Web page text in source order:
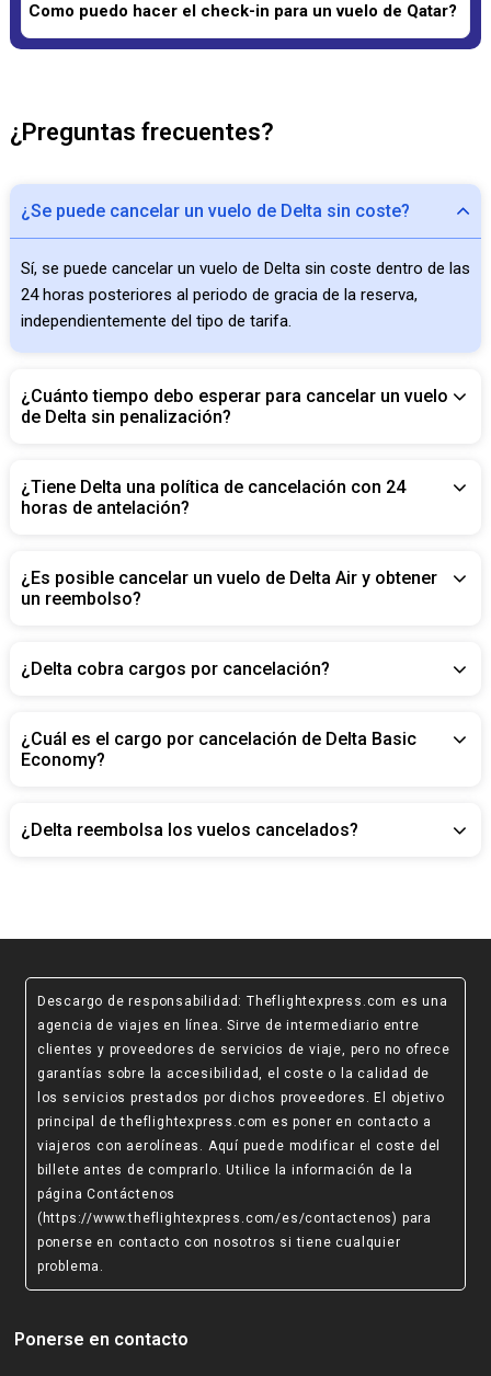
Como puedo hacer el check-in para un vuelo de Qatar?
¿Preguntas frecuentes?
¿Se puede cancelar un vuelo de Delta sin coste?
Sí, se puede cancelar un vuelo de Delta sin coste dentro de las
24 horas posteriores al periodo de gracia de la reserva,
independientemente del tipo de tarifa.
¿Cuánto tiempo debo esperar para cancelar un vuelo
de Delta sin penalización?
¿Tiene Delta una política de cancelación con 24
horas de antelación?
¿Es posible cancelar un vuelo de Delta Air y obtener
un reembolso?
¿Delta cobra cargos por cancelación?
¿Cuál es el cargo por cancelación de Delta Basic
Economy?
¿Delta reembolsa los vuelos cancelados?
Descargo de responsabilidad : Theflightexpress.com es una
agencia de viajes en línea. Sirve de intermediario entre
clientes y proveedores de servicios de viaje, pero no ofrece
garantías sobre la accesibilidad, el coste o la calidad de
los servicios prestados por dichos proveedores. El objetivo
principal de theflightexpress.com es poner en contacto a
viajeros con aerolíneas. Aquí puede modificar el coste del
billete antes de comprarlo. Utilice la información de la
página Contáctenos
(https://www.theflightexpress.com/es/contactenos) para
ponerse en contacto con nosotros si tiene cualquier
problema.
Ponerse en contacto